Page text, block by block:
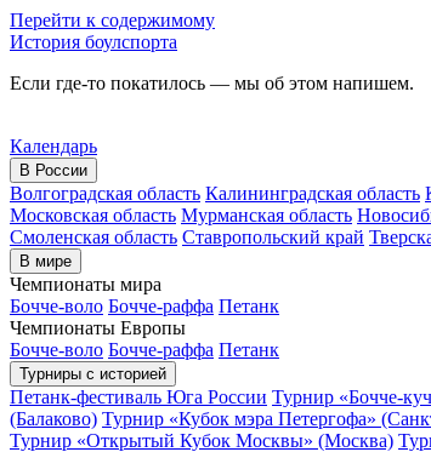
Перейти к содержимому
История боулспорта
Если где-то покатилось — мы об этом напишем.
Календарь
В России
Волгоградская область Калининградская область
Московская область Мурманская область
Смоленская область Ставропольский край
В мире
Чемпионаты мира
Бочче-воло Бочче-раффа Петанк
Чемпионаты Европы
Бочче-воло Бочче-раффа Петанк
Турниры с историей
Петанк-фестиваль Юга России Турнир «Бочче-
(Балаково) Турнир «Кубок мэра Петергофа»
Турнир «Открытый Кубок Москвы» (Москва)